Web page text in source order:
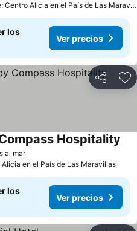
a 0.9 km de: Centro Alicia en el País de Las Maravillas
los
Ver precios
Compartir
al mar
Hospitality
Alicia en el País de Las Maravillas
los
Ver precios